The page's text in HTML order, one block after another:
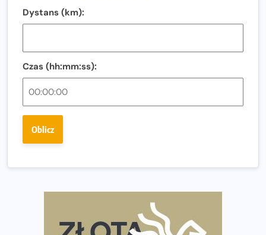
Amazfit Balance 3: Kompleksowe narzędzie dla biegacza
Regeneracja w bieganiu. Co warto o niej wiedzieć?
Ostatnie wolne miejsca na jubileuszowy Bieg
Fabrykanta. Organizatorzy odkrywają trasę dzień po
wybiera wyzwanie trzech największych maratonów w
Praska 5k Run gospodarzem Mistrzostw Polski
Największy Bieg Powstania Warszawskiego w historii.
Ponad 12 tysięcy uczestników pobiegło dla Bohaterów!
Tętno vs tempo – czym kierować się w bieganiu?
Dystans (km):
Czas (hh:mm:ss):
Oblicz